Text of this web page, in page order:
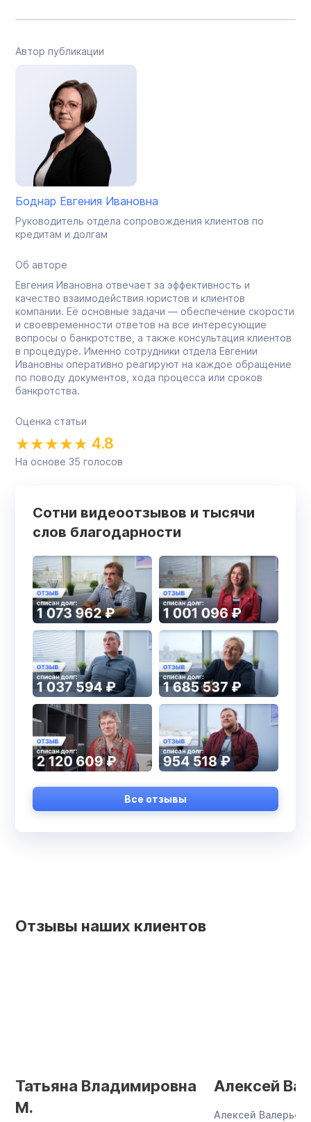
Автор публикации
Боднар Евгения Ивановна
Руководитель отдела сопровождения клиентов по
кредитам и долгам
Об авторе
Евгения Ивановна отвечает за эффективность и
качество взаимодействия юристов и клиентов
компании. Её основные задачи — обеспечение скорости
и своевременности ответов на все интересующие
вопросы о банкротстве, а также консультация клиентов
в процедуре. Именно сотрудники отдела Евгении
Ивановны оперативно реагируют на каждое обращение
по поводу документов, хода процесса или сроков
банкротства.
Оценка статьи
4.8
На основе 35 голосов
Сотни видеоотзывов и тысячи
слов благодарности
Все отзывы
Отзывы наших клиентов
Татьяна Владимировна
М.
Алексей
Алексей